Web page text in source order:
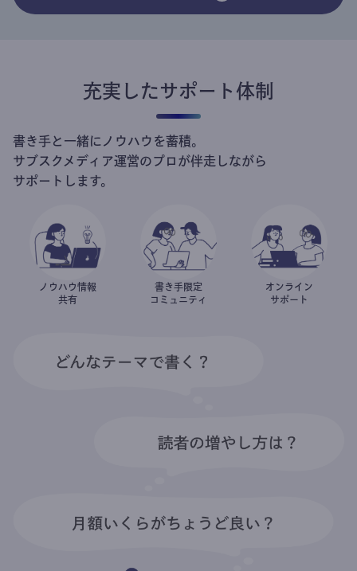
充実したサポート体制
書き手と一緒にノウハウを蓄積。
サブスクメディア運営のプロが伴走しながら
サポートします。
ノウハウ情報
共有
書き手限定
コミュニティ
オンライン
サポート